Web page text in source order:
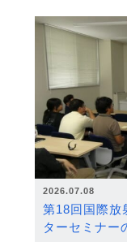
2026.07.08
第18回国際放
ターセミナー